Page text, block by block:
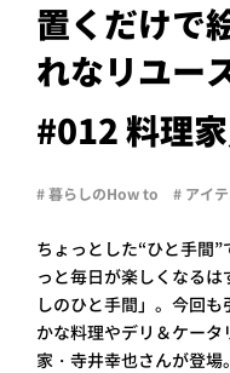
置くだけで
れなリユー
#012 料理
# 暮らしのHow to # アイ
ちょっとした“ひと手間
っと毎日が楽しくなる
しのひと手間」。今回
かな料理やデリ＆ケー
家・寺井幸也さんが登